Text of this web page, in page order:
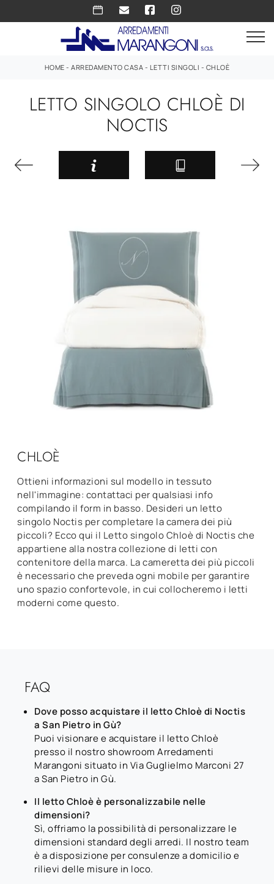
HOME -ARREDAMENTO CASA - LETTI SINGOLI - CHLOÈ
LETTO SINGOLO CHLOÈ DI
NOCTIS
CHLOÈ
Ottieni informazioni sul modello in tessuto
nell'immagine: contattaci per qualsiasi info
compilando il form in basso. Desideri un letto
singolo Noctis per completare la camera dei più
piccoli? Ecco qui il Letto singolo Chloè di Noctis che
appartiene alla nostra collezione di letti con
contenitore della marca. La cameretta dei più piccoli
è necessario che preveda ogni mobile per garantire
uno spazio confortevole, in cui collocheremo i letti
moderni come questo.
FAQ
Dove posso acquistare il letto Chloè di Noctis
a San Pietro in Gù?
Puoi visionare e acquistare il letto Chloè
presso il nostro showroom Arredamenti
Marangoni situato in Via Guglielmo Marconi 27
a San Pietro in Gù.
Il letto Chloè è personalizzabile nelle
dimensioni?
Sì, offriamo la possibilità di personalizzare le
dimensioni standard degli arredi. Il nostro team
è a disposizione per consulenze a domicilio e
rilievi delle misure in loco.